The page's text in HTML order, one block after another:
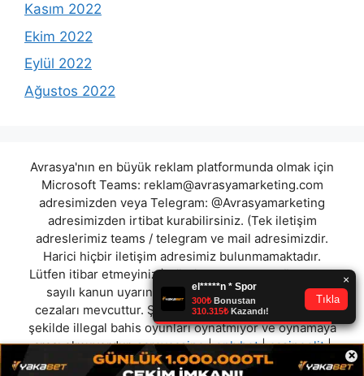
×
Kasım 2022
Ekim 2022
Eylül 2022
Ağustos 2022
Avrasya'nın en büyük reklam platformunda olmak için
Microsoft Teams: reklam@avrasyamarketing.com
adresimizden veya Telegram: @Avrasyamarketing
adresimizden irtibat kurabilirsiniz. (Tek iletişim
adreslerimiz teams / telegram ve mail adresimizdir.
Harici hiçbir iletişim adresimiz bulunmamaktadır.
Lütfen itibar etmeyiniz.) Türkiye yasalarına göre 7258
sayılı kanun uyarınca yasa dışı bahis oynamanın
cezaları mevcuttur. Şu an bulunduğunuz site hiç bir
şekilde illegal bahis oyunları oynatmıyor ve oynamaya
aracı olmuyordur.saraycasino|onlybet|casinoelit|
betboss|romabet|tahtbet|betkey|casivera